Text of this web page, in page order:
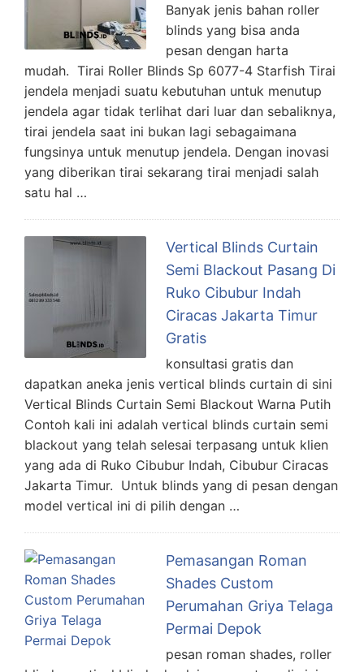
Banyak jenis bahan roller
blinds yang bisa anda
pesan dengan harta
mudah. Tirai Roller Blinds Sp 6077-4 Starfish Tirai
jendela menjadi suatu kebutuhan untuk menutup
jendela agar tidak terlihat dari luar dan sebaliknya,
tirai jendela saat ini bukan lagi sebagaimana
fungsinya untuk menutup jendela. Dengan inovasi
yang diberikan tirai sekarang tirai menjadi salah
satu hal …
Vertical Blinds Curtain
Semi Blackout Pasang Di
Ruko Cibubur Indah
Ciracas Jakarta Timur
Gratis
konsultasi gratis dan
dapatkan aneka jenis vertical blinds curtain di sini
Vertical Blinds Curtain Semi Blackout Warna Putih
Contoh kali ini adalah vertical blinds curtain semi
blackout yang telah selesai terpasang untuk klien
yang ada di Ruko Cibubur Indah, Cibubur Ciracas
Jakarta Timur. Untuk blinds yang di pesan dengan
model vertical ini di pilih dengan …
Pemasangan Roman
Shades Custom
Perumahan Griya Telaga
Permai Depok
pesan roman shades, roller